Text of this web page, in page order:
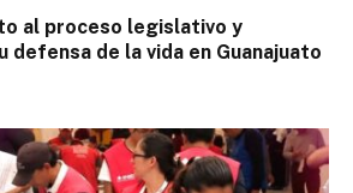
al proceso legislativo y
defensa de la vida en Guanajuato